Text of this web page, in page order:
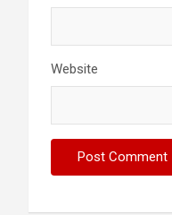
Website